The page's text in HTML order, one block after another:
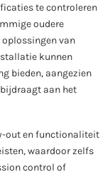
te controleren
oudere
van
kunnen
bieden, aangezien
aan het
out en functionaliteit
waardoor zelfs
control of